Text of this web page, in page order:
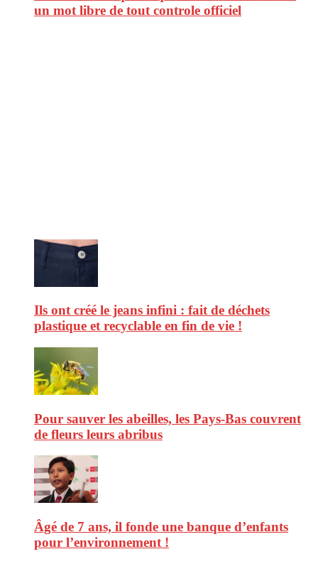
un mot libre de tout controle officiel
Ils ont créé le jeans infini : fait de déchets
plastique et recyclable en fin de vie !
Pour sauver les abeilles, les Pays-Bas couvrent
de fleurs leurs abribus
Âgé de 7 ans, il fonde une banque d’enfants
pour l’environnement !